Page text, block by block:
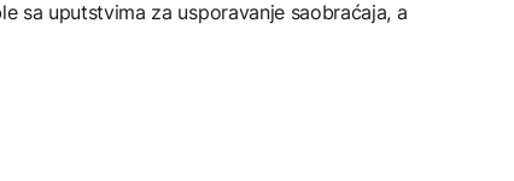
sa uputstvima za usporavanje saobraćaja, a